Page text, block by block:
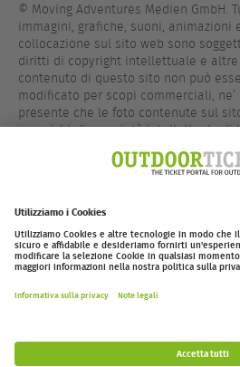
© Moving Adventures Medien GmbH.
immagini, grafiche, suoni, animazioni
collocazione sul sito web sono
diritti di copyright intellettuale e
contenuto di questo sito non può
modificato per scopi commerciali,
presente che le foto contenute sul
copyright di proprietà intellettuale di
soggetti a copyright.
outdoor-ticket.net– Un progetto di